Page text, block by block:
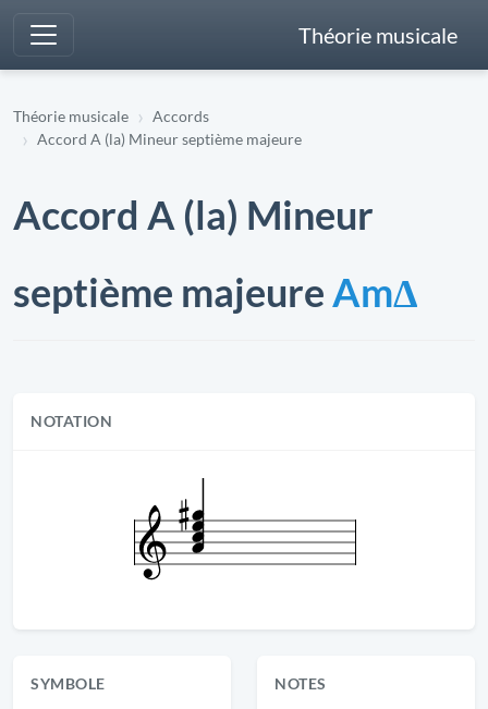
Théorie musicale
Théorie musicale
Accords
Accord A (la) Mineur septième majeure
Accord A (la) Mineur
septième majeureAmΔ
NOTATION
SYMBOLE NOTES